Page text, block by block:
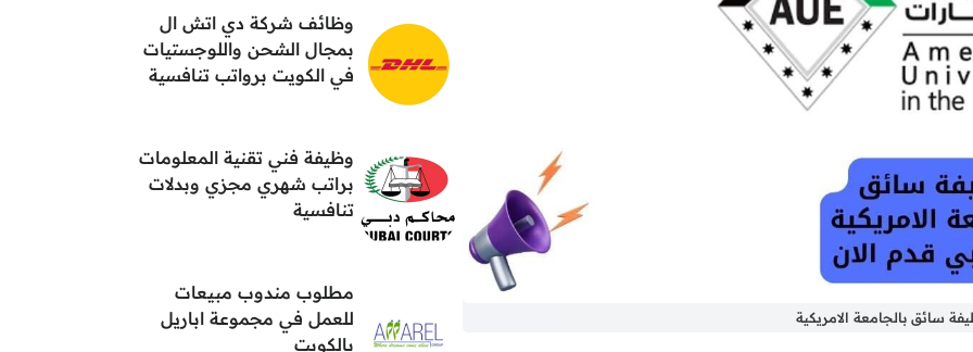
وظائف شركة دي اتش ال
بمجال الشحن واللوجستيات
في الكويت برواتب تنافسية
وظيفة فني تقنية المعلومات
براتب شهري مجزي وبدلات
تنافسية
مطلوب مندوب مبيعات
للعمل في مجموعة اباريل
بالكويت
سائق بالجامعة الامريكية